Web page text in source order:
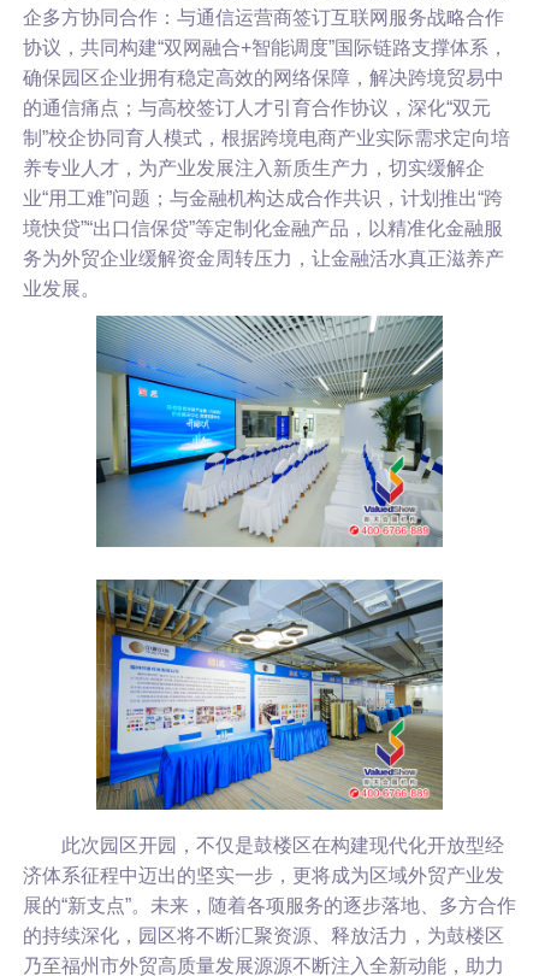
企多方协同合作：与通信运营商签订互联网服务战略合作
协议，共同构建“双网融合+智能调度”国际链路支撑体系，
确保园区企业拥有稳定高效的网络保障，解决跨境贸易中
的通信痛点；与高校签订人才引育合作协议，深化“双元
制”校企协同育人模式，根据跨境电商产业实际需求定向培
养专业人才，为产业发展注入新质生产力，切实缓解企
业“用工难”问题；与金融机构达成合作共识，计划推出“跨
境快贷”“出口信保贷”等定制化金融产品，以精准化金融服
务为外贸企业缓解资金周转压力，让金融活水真正滋养产
业发展。
此次园区开园，不仅是鼓楼区在构建现代化开放型经
济体系征程中迈出的坚实一步，更将成为区域外贸产业发
展的“新支点”。未来，随着各项服务的逐步落地、多方合作
的持续深化，园区将不断汇聚资源、释放活力，为鼓楼区
乃至福州市外贸高质量发展源源不断注入全新动能，助力